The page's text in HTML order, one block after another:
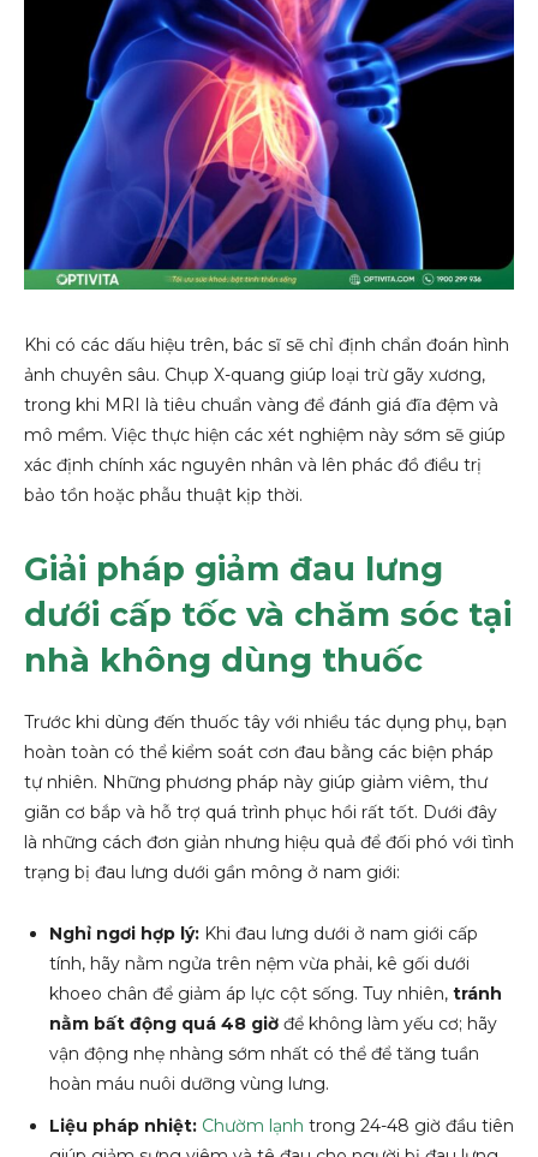
Khi có các dấu hiệu trên, bác sĩ sẽ chỉ định chẩn đoán hình
ảnh chuyên sâu. Chụp X-quang giúp loại trừ gãy xương,
trong khi MRI là tiêu chuẩn vàng để đánh giá đĩa đệm và
mô mềm. Việc thực hiện các xét nghiệm này sớm sẽ giúp
xác định chính xác nguyên nhân và lên phác đồ điều trị
bảo tồn hoặc phẫu thuật kịp thời.
Giải pháp giảm đau lưng
dưới cấp tốc và chăm sóc tại
nhà không dùng thuốc
Trước khi dùng đến thuốc tây với nhiều tác dụng phụ, bạn
hoàn toàn có thể kiểm soát cơn đau bằng các biện pháp
tự nhiên. Những phương pháp này giúp giảm viêm, thư
giãn cơ bắp và hỗ trợ quá trình phục hồi rất tốt. Dưới đây
là những cách đơn giản nhưng hiệu quả để đối phó với tình
trạng bị đau lưng dưới gần mông ở nam giới:
Nghỉ ngơi hợp lý: Khi đau lưng dưới ở nam giới cấp
tính, hãy nằm ngửa trên nệm vừa phải, kê gối dưới
khoeo chân để giảm áp lực cột sống. Tuy nhiên, tránh
nằm bất động quá 48 giờ để không làm yếu cơ; hãy
vận động nhẹ nhàng sớm nhất có thể để tăng tuần
hoàn máu nuôi dưỡng vùng lưng.
Liệu pháp nhiệt: Chườm lạnh trong 24-48 giờ đầu tiên